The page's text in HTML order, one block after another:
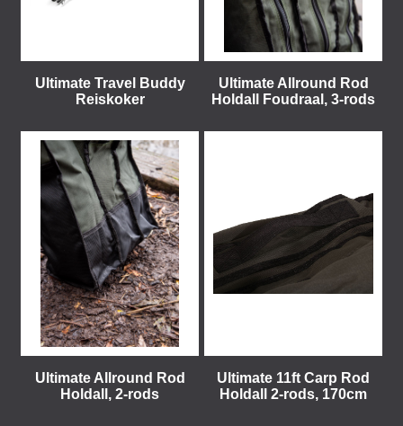
Ultimate Travel Buddy
Reiskoker
Ultimate Allround Rod
Holdall Foudraal, 3-rods
Ultimate Allround Rod
Holdall, 2-rods
Ultimate 11ft Carp Rod
Holdall 2-rods, 170cm